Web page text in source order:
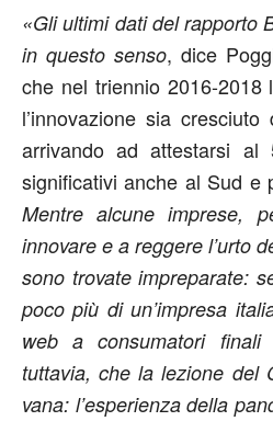
«Gli ultimi dati del rapporto
in questo senso, dice
che nel triennio 2016-2018
l’innovazione sia
arrivando ad attestarsi al
significativi anche al Sud e
Mentre alcune imprese,
innovare e a reggere l’urto
sono trovate impreparate:
poco più di un’impresa
web a consumatori finali
tuttavia, che la lezione del
vana: l’esperienza della